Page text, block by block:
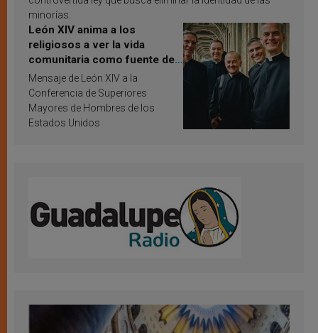
minorías.
León XIV anima a los
religiosos a ver la vida
comunitaria como fuente de
inspiración y santificación
Mensaje de León XIV a la
Conferencia de Superiores
Mayores de Hombres de los
Estados Unidos